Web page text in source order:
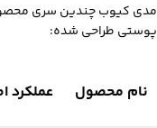
مدی‌ کیوب چندین سری
پوستی طراحی شده‌:
نام محصول عملکرد